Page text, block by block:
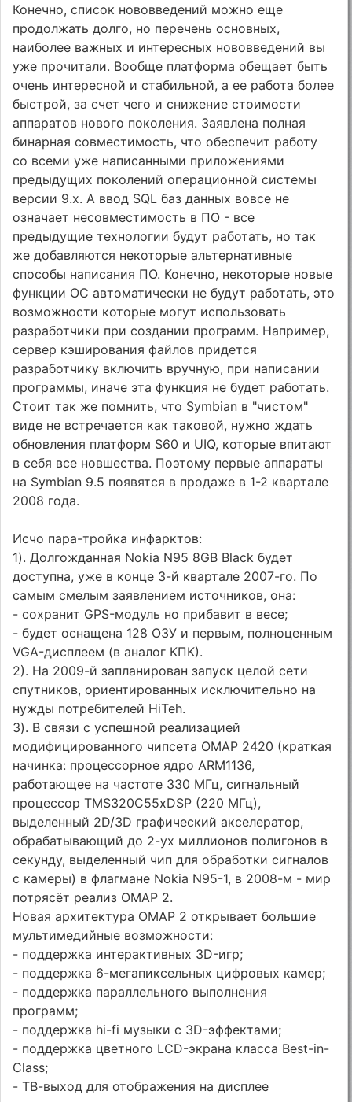
Конечно, список нововведений можно еще
продолжать долго, но перечень основных,
наиболее важных и интересных нововведений вы
уже прочитали. Вообще платформа обещает быть
очень интересной и стабильной, а ее работа более
быстрой, за счет чего и снижение стоимости
аппаратов нового поколения. Заявлена полная
бинарная совместимость, что обеспечит работу
со всеми уже написанными приложениями
предыдущих поколений операционной системы
версии 9.х. А ввод SQL баз данных вовсе не
означает несовместимость в ПО - все
предыдущие технологии будут работать, но так
же добавляются некоторые альтернативные
способы написания ПО. Конечно, некоторые новые
функции ОС автоматически не будут работать, это
возможности которые могут использовать
разработчики при создании программ. Например,
сервер кэширования файлов придется
разработчику включить вручную, при написании
программы, иначе эта функция не будет работать.
Стоит так же помнить, что Symbian в "чистом"
виде не встречается как таковой, нужно ждать
обновления платформ S60 и UIQ, которые впитают
в себя все новшества. Поэтому первые аппараты
на Symbian 9.5 появятся в продаже в 1-2 квартале
2008 года.
Исчо пара-тройка инфарктов:
1). Долгожданная Nokia N95 8GB Black будет
доступна, уже в конце 3-й квартале 2007-го. По
самым смелым заявлением источников, она:
- сохранит GPS-модуль но прибавит в весе;
- будет оснащена 128 ОЗУ и первым, полноценным
VGA-дисплеем (в аналог КПК).
2). На 2009-й запланирован запуск целой сети
спутников, ориентированных исключительно на
нужды потребителей HiTeh.
3). В связи с успешной реализацией
модифицированного чипсета OMAP 2420 (краткая
начинка: процессорное ядро ARM1136,
работающее на частоте 330 МГц, сигнальный
процессор TMS320C55xDSP (220 МГц),
выделенный 2D/3D графический акселератор,
обрабатывающий до 2-ух миллионов полигонов в
секунду, выделенный чип для обработки сигналов
с камеры) в флагмане Nokia N95-1, в 2008-м - мир
потрясёт реализ OMAP 2.
Новая архитектура OMAP 2 открывает большие
мультимедийные возможности:
- поддержка интерактивных 3D-игр;
- поддержка 6-мегапиксельных цифровых камер;
- поддержка параллельного выполнения
программ;
- поддержка hi-fi музыки с 3D-эффектами;
- поддержка цветного LCD-экрана класса Best-in-
Class;
- ТВ-выход для отображения на дисплее